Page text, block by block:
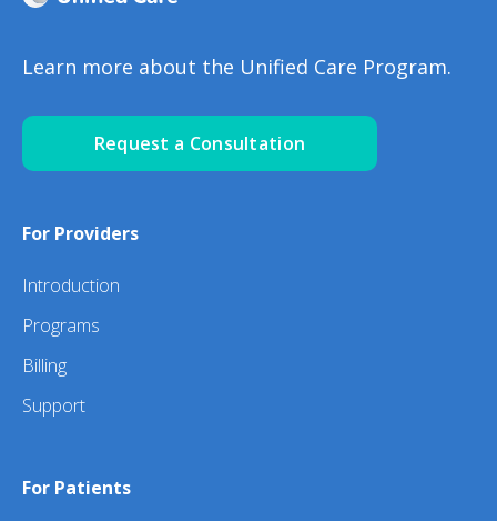
Learn more about the Unified Care Program.
Request a Consultation
For Providers
Introduction
Programs
Billing
Support
For Patients